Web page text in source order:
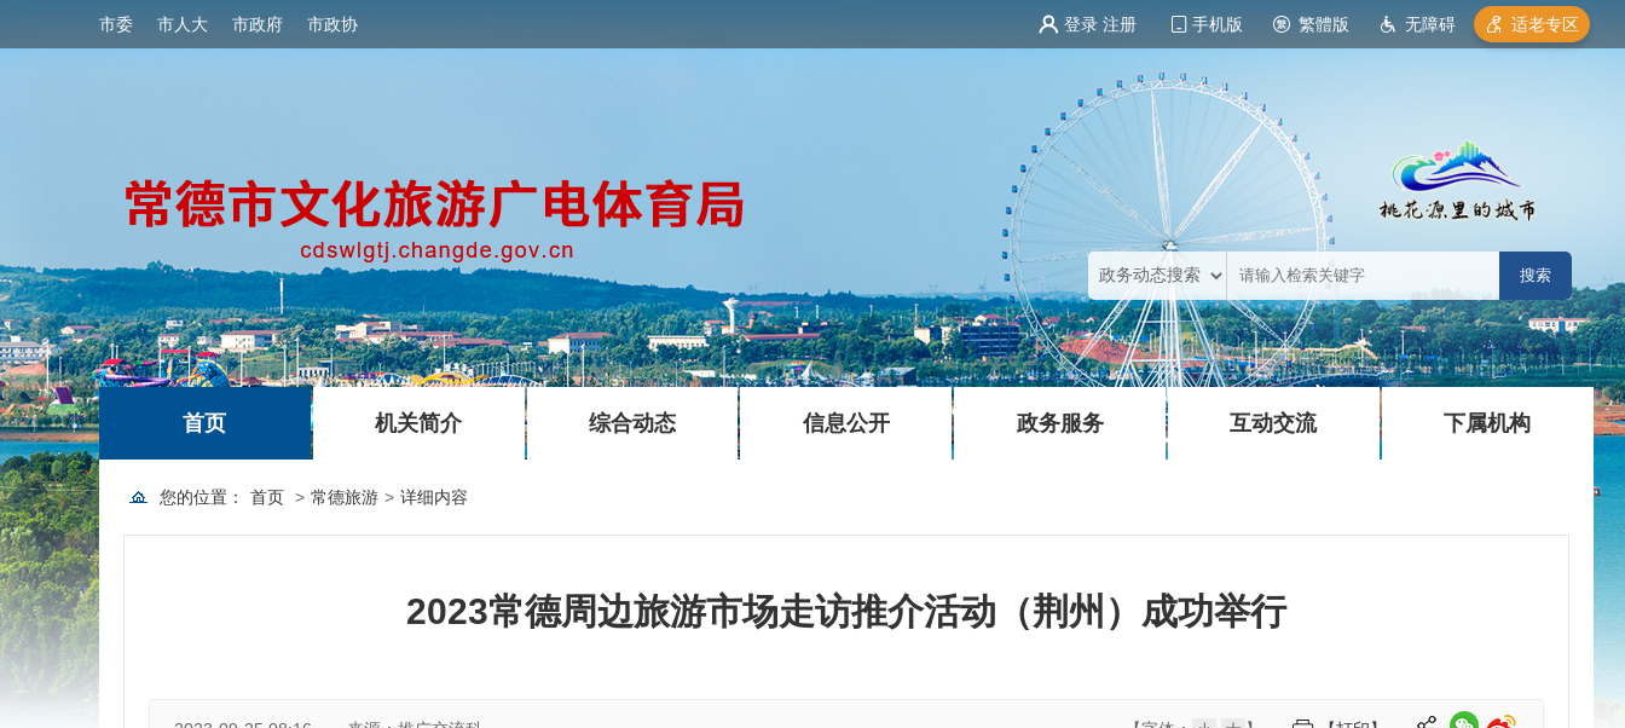
市委 市人大 市政府 市政协 登录 注册 手机版 繁體版 无障碍 适老专区
首页
|
机关简介
|
综合动态 信息公开 政务服务
|
互动交流
|
下属机构
您的位置： 首页 > 常德旅游 > 详细内容
2023常德周边旅游市场走访推介活动（荆州）成功举行